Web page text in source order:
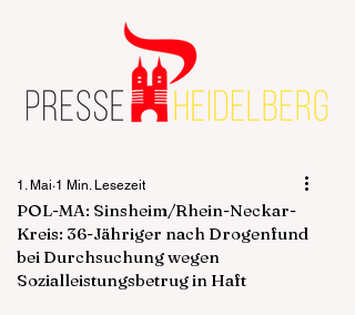
POL-MA: Sinsheim/Rhein-Neckar-
Kreis: 36-Jähriger nach Drogenfund
bei Durchsuchung wegen
Sozialleistungsbetrug in Haft
1. Mai 1 Min. Lesezeit